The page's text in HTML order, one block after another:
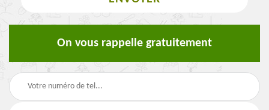
On vous rappelle gratuitement